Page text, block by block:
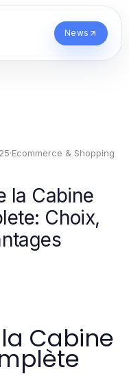
News
·Ecommerce & Shopping
la Cabine
Choix,
Cabine